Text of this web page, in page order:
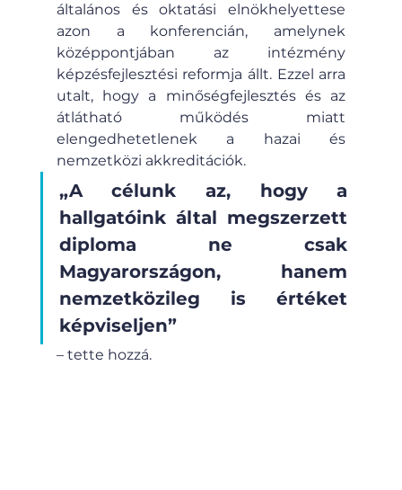
általános és oktatási elnökhelyettese
azon a konferencián, amelynek
középpontjában az intézmény
képzésfejlesztési reformja állt. Ezzel arra
utalt, hogy a minőségfejlesztés és az
átlátható működés miatt
elengedhetetlenek a hazai és
nemzetközi akkreditációk.
„A célunk az, hogy a
hallgatóink által megszerzett
diploma ne csak
Magyarországon, hanem
nemzetközileg is értéket
képviseljen”
– tette hozzá.